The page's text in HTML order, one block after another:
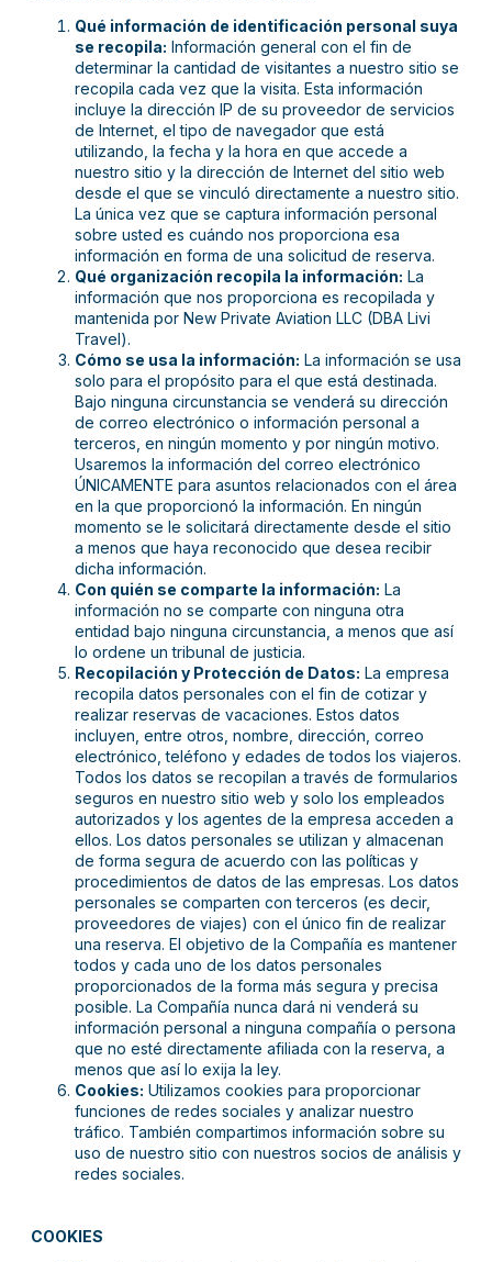
Qué información de identificación personal suya
se recopila: Información general con el fin de
determinar la cantidad de visitantes a nuestro sitio se
recopila cada vez que la visita. Esta información
incluye la dirección IP de su proveedor de servicios
de Internet, el tipo de navegador que está
utilizando, la fecha y la hora en que accede a
nuestro sitio y la dirección de Internet del sitio web
desde el que se vinculó directamente a nuestro sitio.
La única vez que se captura información personal
sobre usted es cuándo nos proporciona esa
información en forma de una solicitud de reserva.
Qué organización recopila la información: La
información que nos proporciona es recopilada y
mantenida por New Private Aviation LLC (DBA Livi
Travel).
Cómo se usa la información: La información se usa
solo para el propósito para el que está destinada.
Bajo ninguna circunstancia se venderá su dirección
de correo electrónico o información personal a
terceros, en ningún momento y por ningún motivo.
Usaremos la información del correo electrónico
ÚNICAMENTE para asuntos relacionados con el área
en la que proporcionó la información. En ningún
momento se le solicitará directamente desde el sitio
a menos que haya reconocido que desea recibir
dicha información.
Con quién se comparte la información: La
información no se comparte con ninguna otra
entidad bajo ninguna circunstancia, a menos que así
lo ordene un tribunal de justicia.
Recopilación y Protección de Datos: La empresa
recopila datos personales con el fin de cotizar y
realizar reservas de vacaciones. Estos datos
incluyen, entre otros, nombre, dirección, correo
electrónico, teléfono y edades de todos los viajeros.
Todos los datos se recopilan a través de formularios
seguros en nuestro sitio web y solo los empleados
autorizados y los agentes de la empresa acceden a
ellos. Los datos personales se utilizan y almacenan
de forma segura de acuerdo con las políticas y
procedimientos de datos de las empresas. Los datos
personales se comparten con terceros (es decir,
proveedores de viajes) con el único fin de realizar
una reserva. El objetivo de la Compañía es mantener
todos y cada uno de los datos personales
proporcionados de la forma más segura y precisa
posible. La Compañía nunca dará ni venderá su
información personal a ninguna compañía o persona
que no esté directamente afiliada con la reserva, a
menos que así lo exija la ley.
Cookies: Utilizamos cookies para proporcionar
funciones de redes sociales y analizar nuestro
tráfico. También compartimos información sobre su
uso de nuestro sitio con nuestros socios de análisis y
redes sociales.
COOKIES